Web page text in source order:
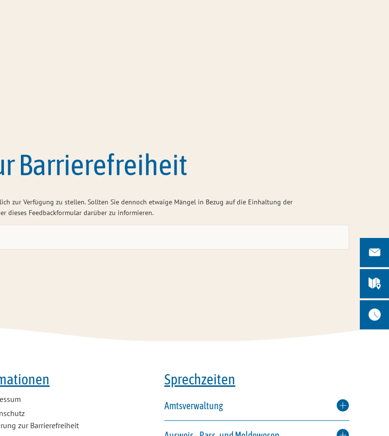
Barrierefreiheit
zur Verfügung zu stellen. Sollten Sie dennoch etwaige Mängel in Bezug auf die Einhaltung der
dieses Feedbackformular darüber zu informieren.
zur Barrierefreiheit
Sprechzeiten
Amtsverwaltung